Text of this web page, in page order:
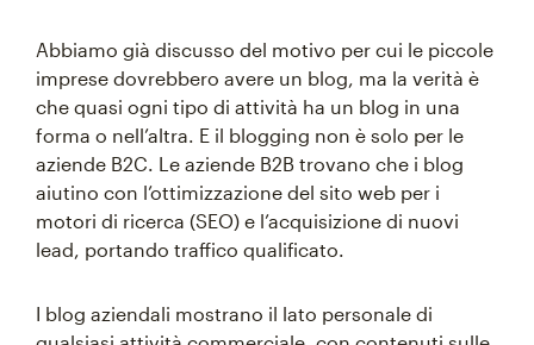
Abbiamo già discusso del motivo per cui le piccole
imprese dovrebbero avere un blog, ma la verità è
che quasi ogni tipo di attività ha un blog in una
forma o nell’altra. E il blogging non è solo per le
aziende B2C. Le aziende B2B trovano che i blog
aiutino con l’ottimizzazione del sito web per i
motori di ricerca (SEO) e l’acquisizione di nuovi
lead, portando traffico qualificato.
I blog aziendali mostrano il lato personale di